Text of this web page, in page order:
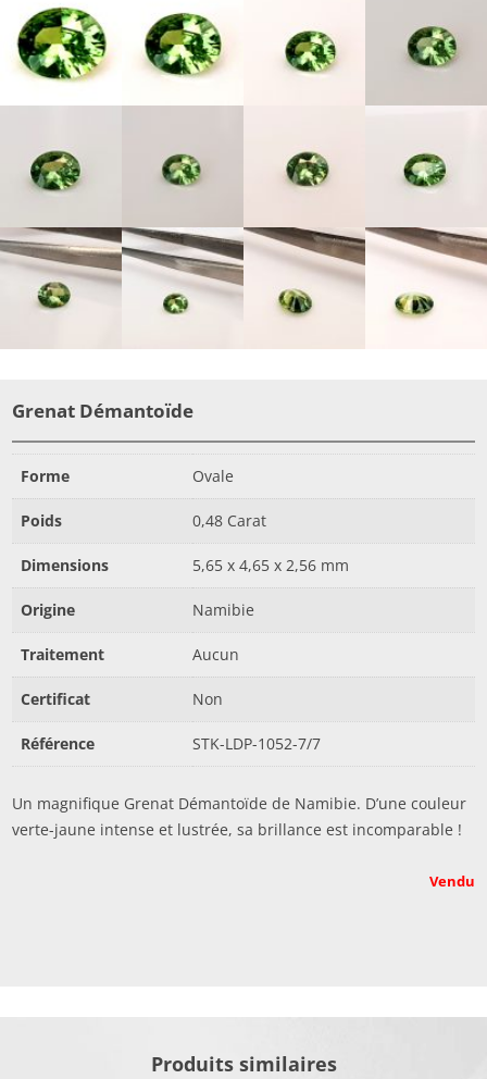
Grenat Démantoïde
Forme Ovale
Poids 0,48 Carat
Dimensions 5,65 x 4,65 x 2,56 mm
Origine Namibie
Traitement Aucun
Certificat Non
Référence STK-LDP-1052-7/7
Un magnifique Grenat Démantoïde de Namibie. D’une couleur
verte-jaune intense et lustrée, sa brillance est incomparable !
Vendu
Produits similaires